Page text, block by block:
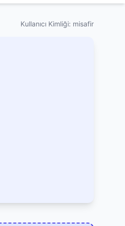
Kullanıcı Kimliği: misafir